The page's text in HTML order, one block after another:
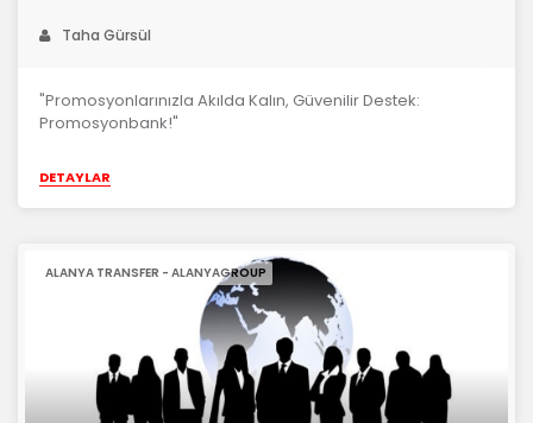
Taha Gürsül
"Promosyonlarınızla Akılda Kalın, Güvenilir Destek:
Promosyonbank!"
DETAYLAR
ALANYA TRANSFER - ALANYAGROUP